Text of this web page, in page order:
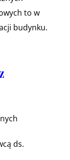
to w
budynku.
ds.